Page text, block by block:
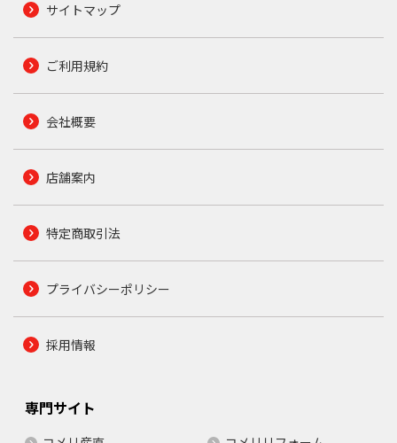
サイトマップ
ご利用規約
会社概要
店舗案内
特定商取引法
プライバシーポリシー
採用情報
専門サイト